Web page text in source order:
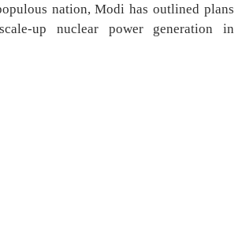
nation, Modi has outlined plans
up nuclear power generation in